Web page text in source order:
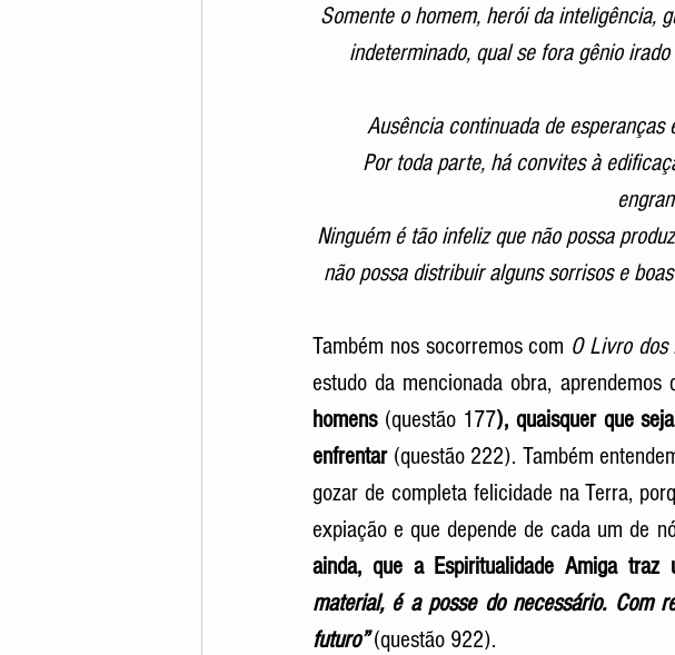
Somente o homem, herói da inteligência,
indeterminado, qual se fora gênio
Ausência continuada de
Por toda parte, há convites à
Ninguém é tão infeliz que não possa
não possa distribuir alguns sorrisos e
Também nos socorremos com O Livro dos
estudo da mencionada obra, aprendemos
homens (questão 177), quaisquer que
enfrentar (questão 222). Também
gozar de completa felicidade na Terra,
expiação e que depende de cada um de
ainda, que a Espiritualidade Amiga
material, é a posse do necessário. Com
futuro” (questão 922).